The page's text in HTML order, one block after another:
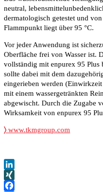
neutral,
dermatologisch getestet und
Flammpunkt liegt über 95 °C.
Vor jeder Anwendung ist
Oberfläche frei von Wasser ist.
vollständig mit enpurex 95 Plus
sollte dabei mit dem
eingerieben werden
mit einem wassergetränkten
abgewischt. Durch die Zugabe
Wirksamkeit von enpurex 95
〉 www.tkmgroup.com
LinkedIn
XING